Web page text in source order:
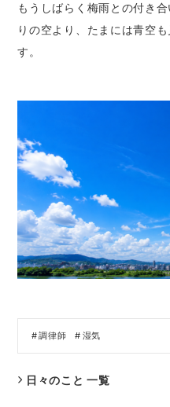
もうしばらく梅雨との付き
りの空より、たまには青空
す。
調律師 湿気
日々のこと 一覧